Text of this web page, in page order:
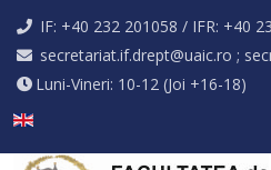
IF: +40 232 201058 / IFR: +40
secretariat.if.drept@uaic.ro ;
Luni-Vineri: 10-12 (Joi +16-18)